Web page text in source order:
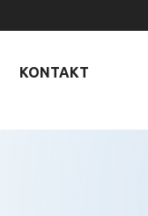
KONTAKT